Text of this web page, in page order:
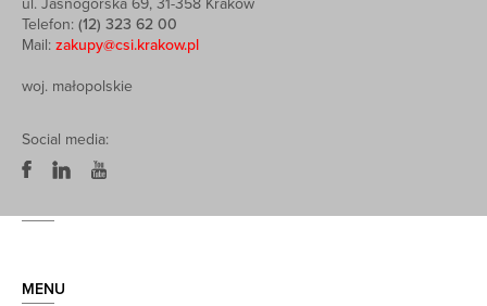
ul. Jasnogórska 69, 31-358 Kraków
Telefon: (12) 323 62 00
Mail: zakupy@csi.krakow.pl
woj. małopolskie
Social media:
MENU